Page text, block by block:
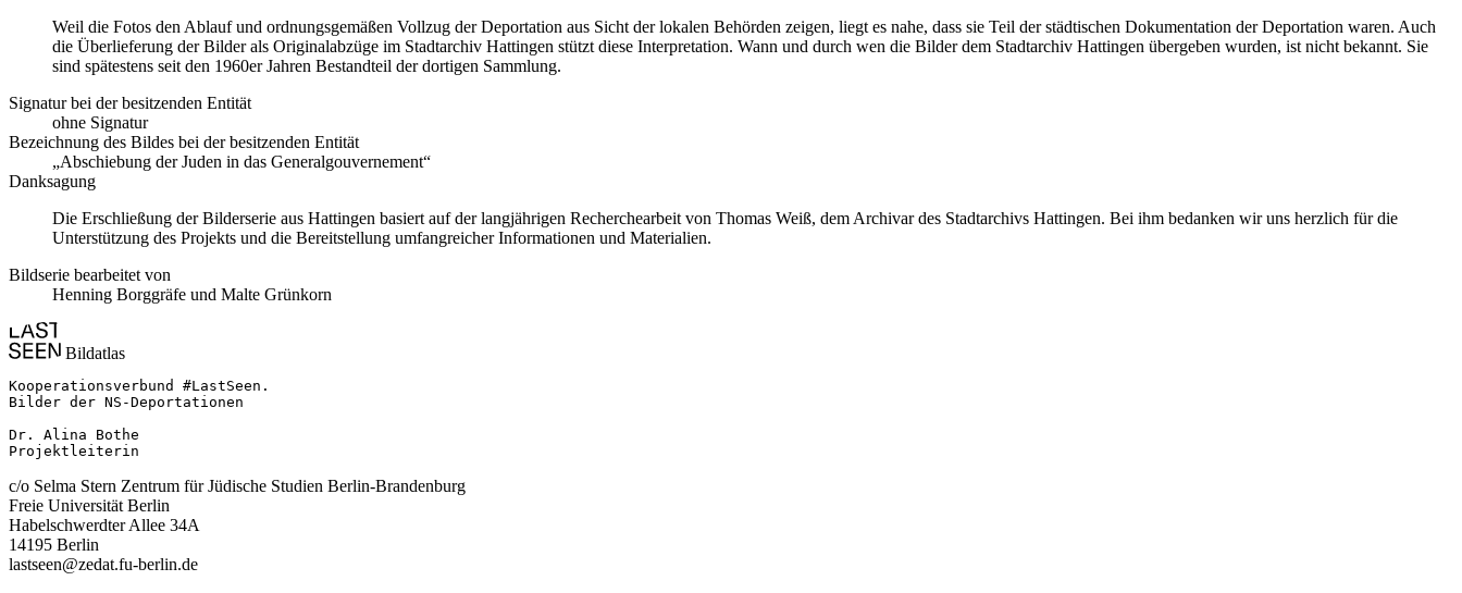
Weil die Fotos den Ablauf und ordnungsgemäßen Vollzug der Deportation aus Sicht der lokalen Behörden zeigen, liegt es nahe, dass sie Teil der städtischen Dokumentation der Deportation waren. Auch
die Überlieferung der Bilder als Originalabzüge im Stadtarchiv Hattingen stützt diese Interpretation. Wann und durch wen die Bilder dem Stadtarchiv Hattingen übergeben wurden, ist nicht bekannt. Sie
sind spätestens seit den 1960er Jahren Bestandteil der dortigen Sammlung.
Signatur bei der besitzenden Entität
ohne Signatur
Bezeichnung des Bildes bei der besitzenden Entität
„Abschiebung der Juden in das Generalgouvernement“
Danksagung
Die Erschließung der Bilderserie aus Hattingen basiert auf der langjährigen Recherchearbeit von Thomas Weiß, dem Archivar des Stadtarchivs Hattingen. Bei ihm bedanken wir uns herzlich für die
Unterstützung des Projekts und die Bereitstellung umfangreicher Informationen und Materialien.
Bildserie bearbeitet von
Henning Borggräfe und Malte Grünkorn
Bildatlas
Kooperationsverbund #LastSeen.
Bilder der NS-Deportationen
Dr. Alina Bothe
Projektleiterin
c/o Selma Stern Zentrum für Jüdische Studien Berlin-Brandenburg
Freie Universität Berlin
Habelschwerdter Allee 34A
14195 Berlin
lastseen@zedat.fu-berlin.de